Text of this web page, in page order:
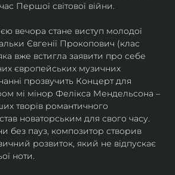
Першої світової війни.
вечора стане виступ молодої
Євгенії Прокопович (клас
вже встигла заявити про себе
європейських музичних
прозвучить Концерт для
мі мінор Фелікса Мендельсона –
творів романтичного
новаторським для свого часу.
без пауз, композитор створив
розвиток, який не відпускає
ноти.